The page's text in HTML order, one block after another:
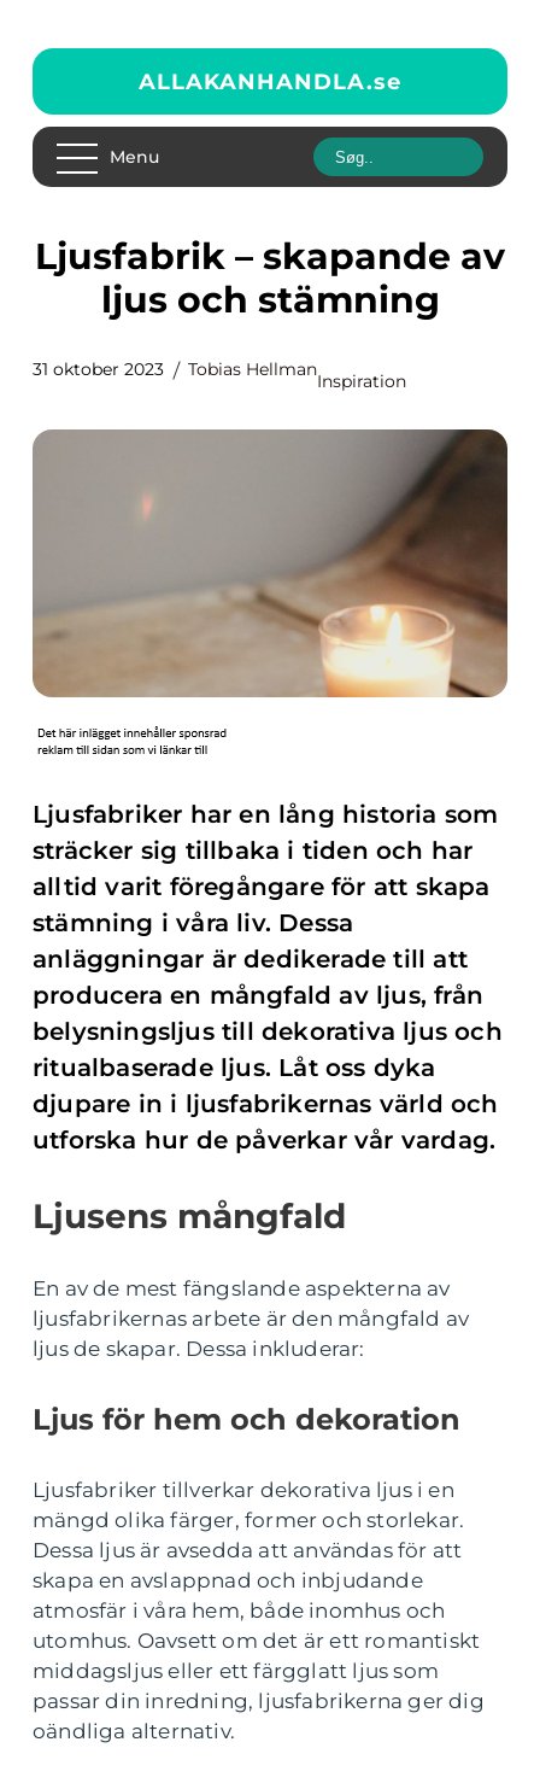
ALLAKANHANDLA.se
Menu
Ljusfabrik – skapande av
ljus och stämning
31 oktober 2023 Tobias Hellman
Inspiration
Ljusfabriker har en lång historia som
sträcker sig tillbaka i tiden och har
alltid varit föregångare för att skapa
stämning i våra liv. Dessa
anläggningar är dedikerade till att
producera en mångfald av ljus, från
belysningsljus till dekorativa ljus och
ritualbaserade ljus. Låt oss dyka
djupare in i ljusfabrikernas värld och
utforska hur de påverkar vår vardag.
Ljusens mångfald
En av de mest fängslande aspekterna av
ljusfabrikernas arbete är den mångfald av
ljus de skapar. Dessa inkluderar:
Ljus för hem och dekoration
Ljusfabriker tillverkar dekorativa ljus i en
mängd olika färger, former och storlekar.
Dessa ljus är avsedda att användas för att
skapa en avslappnad och inbjudande
atmosfär i våra hem, både inomhus och
utomhus. Oavsett om det är ett romantiskt
middagsljus eller ett färgglatt ljus som
passar din inredning, ljusfabrikerna ger dig
oändliga alternativ.